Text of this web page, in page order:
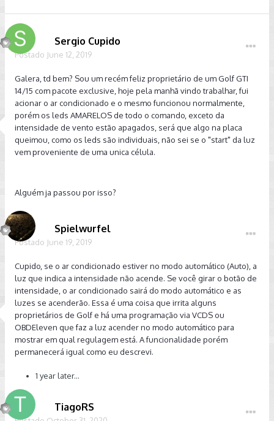
Sergio Cupido
Postado June 12, 2019
Galera, td bem? Sou um recém feliz proprietário de um Golf GTI
14/15 com pacote exclusive, hoje pela manhã vindo trabalhar, fui
acionar o ar condicionado e o mesmo funcionou normalmente,
porém os leds AMARELOS de todo o comando, exceto da
intensidade de vento estão apagados, será que algo na placa
queimou, como os leds são individuais, não sei se o "start" da luz
vem proveniente de uma unica célula.
Alguém ja passou por isso?
Spielwurfel
Postado June 19, 2019
Cupido, se o ar condicionado estiver no modo automático (Auto), a
luz que indica a intensidade não acende. Se você girar o botão de
intensidade, o ar condicionado sairá do modo automático e as
luzes se acenderão. Essa é uma coisa que irrita alguns
proprietários de Golf e há uma programação via VCDS ou
OBDEleven que faz a luz acender no modo automático para
mostrar em qual regulagem está. A funcionalidade porém
permanecerá igual como eu descrevi.
1 year later...
TiagoRS